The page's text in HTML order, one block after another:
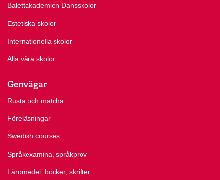
Balettakademien Dansskolor
Estetiska skolor
Internationella skolor
Alla våra skolor
Genvägar
Rusta och matcha
Föreläsningar
Swedish courses
Språkexamina, språkprov
Läromedel, böcker, skrifter